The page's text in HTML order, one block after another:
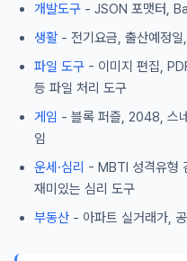
개발도구 - JSON 포맷터,
생활 - 전기요금, 출산예정
파일 도구 - 이미지 편집,
등 파일 처리 도구
게임 - 블록 퍼즐, 2048, 스
임
운세·심리 - MBTI 성격유형
재미있는 심리 도구
부동산 - 아파트 실거래가,